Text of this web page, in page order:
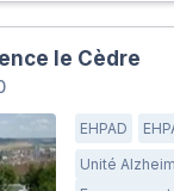
le Cèdre
EHPAD
Unité